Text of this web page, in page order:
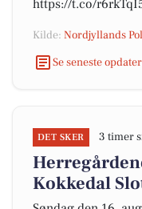
https://t.co/
Kilde: Nordjyllands
Se seneste
DET SKER 3 timer
Kokkedal